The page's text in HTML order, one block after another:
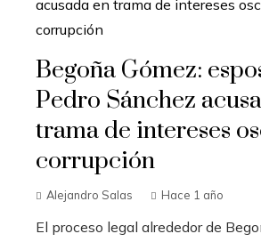
Begoña Gómez:
Pedro Sánchez
trama de intereses
corrupción
Alejandro Salas Hace 1 año
El proceso legal alrededor de